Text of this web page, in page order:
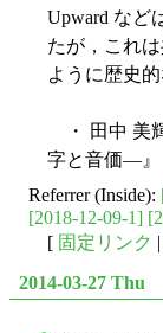
Upward など
たが，これ
ように歴史
・ 田中 美
字と音価―』
Referrer (Inside):
[2018-12-09-1]
[ 固定リンク |
2014-03-27 Thu